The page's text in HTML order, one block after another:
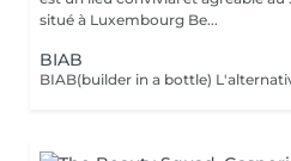
situé à Luxembourg Be...
BIAB